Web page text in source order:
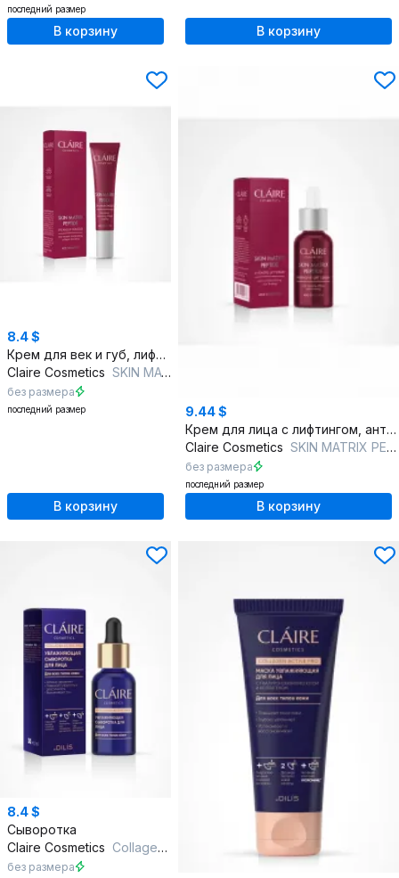
последний размер
В корзину В корзину
8.4 $
Крем для век и губ, лифтинг, увлажнение, антивозрастной, круглогодичный
Claire Cosmetics SKIN MATRIX PEPTIDE Крем-контур для кожи вокруг глаз и губ
без размера
последний размер
В корзину
9.44 $
Крем для лица с лифтингом, антивозрастной, гель, круглогодичный
Claire Cosmetics SKIN MATRIX PEPTIDE Интенсивная лифтинг-сыворотка
без размера
последний размер
В корзину
8.4 $
Сыворотка
Claire Cosmetics Collagen Active Pro Сыворотка для лица Увлажняющая 30 мл
без размера